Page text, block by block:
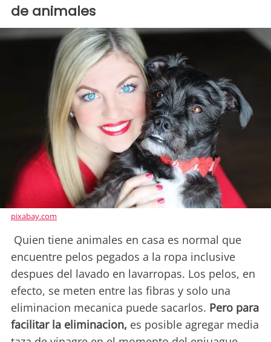
de animales
pixabay.com
Quien tiene animales en casa es normal que
encuentre pelos pegados a la ropa inclusive
despues del lavado en lavarropas. Los pelos, en
efecto, se meten entre las fibras y solo una
eliminacion mecanica puede sacarlos. Pero para
facilitar la eliminacion, es posible agregar media